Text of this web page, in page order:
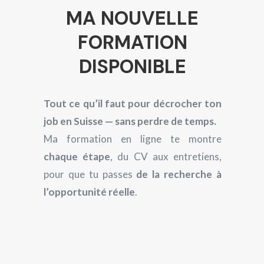
MA NOUVELLE
FORMATION
DISPONIBLE
Tout ce qu’il faut pour décrocher ton
job en Suisse — sans perdre de temps.
Ma formation en ligne te montre
chaque étape, du CV aux entretiens,
pour que tu passes de la recherche à
l’opportunité réelle.